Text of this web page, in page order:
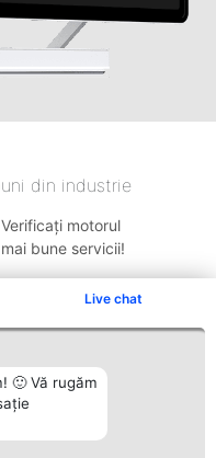
Live chat
🙂 Vă rugăm
din industrie
motorul
bune servicii!